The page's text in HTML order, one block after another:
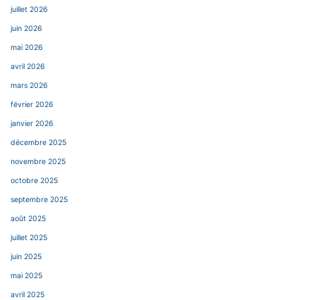
juillet 2026
juin 2026
mai 2026
avril 2026
mars 2026
février 2026
janvier 2026
décembre 2025
novembre 2025
octobre 2025
septembre 2025
août 2025
juillet 2025
juin 2025
mai 2025
avril 2025